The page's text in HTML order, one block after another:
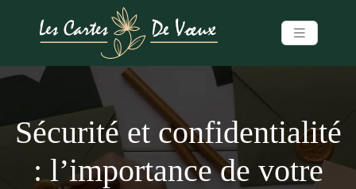
Sécurité et confidentialité
: l’importance de votre